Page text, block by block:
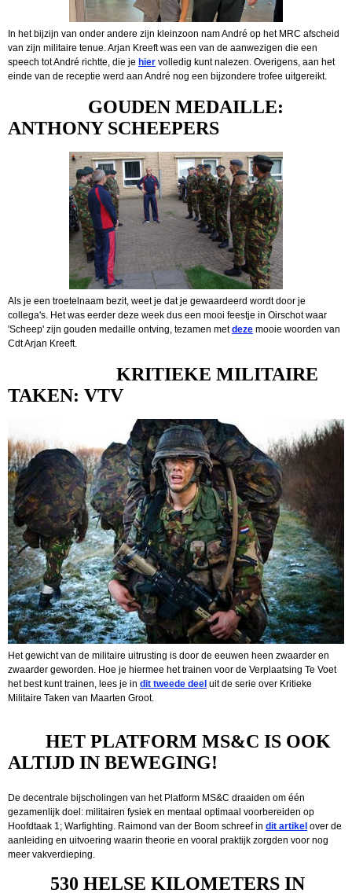
In het bijzijn van onder andere zijn kleinzoon nam André op het MRC afscheid
van zijn militaire tenue. Arjan Kreeft was een van de aanwezigen die een
speech tot André richtte, die je hier volledig kunt nalezen. Overigens, aan het
einde van de receptie werd aan André nog een bijzondere trofee uitgereikt.
GOUDEN MEDAILLE:
ANTHONY SCHEEPERS
Als je een troetelnaam bezit, weet je dat je gewaardeerd wordt door je
collega's. Het was eerder deze week dus een mooi feestje in Oirschot waar
'Scheep' zijn gouden medaille ontving, tezamen metdeze mooie woorden van
Cdt Arjan Kreeft.
KRITIEKE MILITAIRE
TAKEN: VTV
Het gewicht van de militaire uitrusting is door de eeuwen heen zwaarder en
zwaarder geworden. Hoe je hiermee het trainen voor de Verplaatsing Te Voet
het best kunt trainen, lees je in dit tweede deel uit de serie over Kritieke
Militaire Taken van Maarten Groot.
HET PLATFORM MS&C IS OOK
ALTIJD IN BEWEGING!
De decentrale bijscholingen van het Platform MS&C draaiden om één
gezamenlijk doel: militairen fysiek en mentaal optimaal voorbereiden op
Hoofdtaak 1; Warfighting. Raimond van der Boom schreef in dit artikel over de
aanleiding en uitvoering waarin theorie en vooral praktijk zorgden voor nog
meer vakverdieping.
530 HELSE KILOMETERS IN